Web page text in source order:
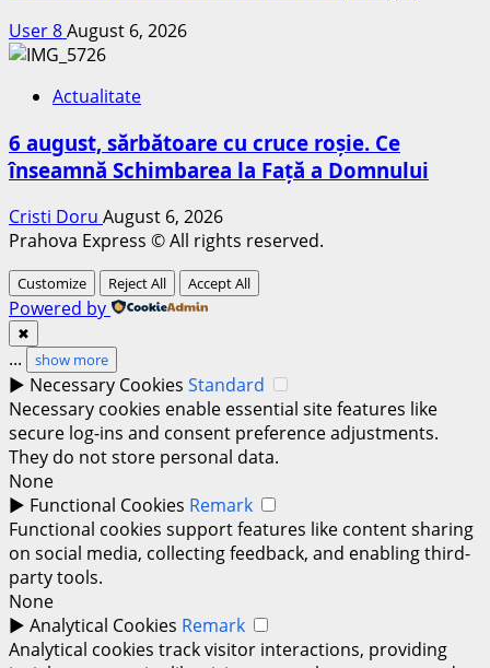
User 8August 6, 2026
Actualitate
6 august, sărbătoare cu cruce roșie. Ce
înseamnă Schimbarea la Față a Domnului
Cristi Doru August 6, 2026
Prahova Express © All rights reserved.
Customize Reject All Accept All
Powered by
✖
... show more
► Necessary Cookies Standard
Necessary cookies enable essential site features like
secure log-ins and consent preference adjustments.
They do not store personal data.
None
► Functional Cookies Remark
Functional cookies support features like content sharing
on social media, collecting feedback, and enabling third-
party tools.
None
► Analytical Cookies Remark
Analytical cookies track visitor interactions, providing